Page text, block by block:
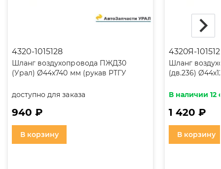
4320-1015128
Шланг воздухопровода ПЖД30
(Урал) Ø44х740 мм (рукав РТГУ
доступно для заказа
940 ₽
В корзину
4320Я-
Шланг
(дв.236)
В наличии 12
1 420 ₽
В корзину